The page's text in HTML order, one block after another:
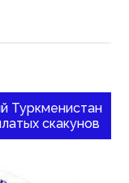
Туркменистан
скакунов